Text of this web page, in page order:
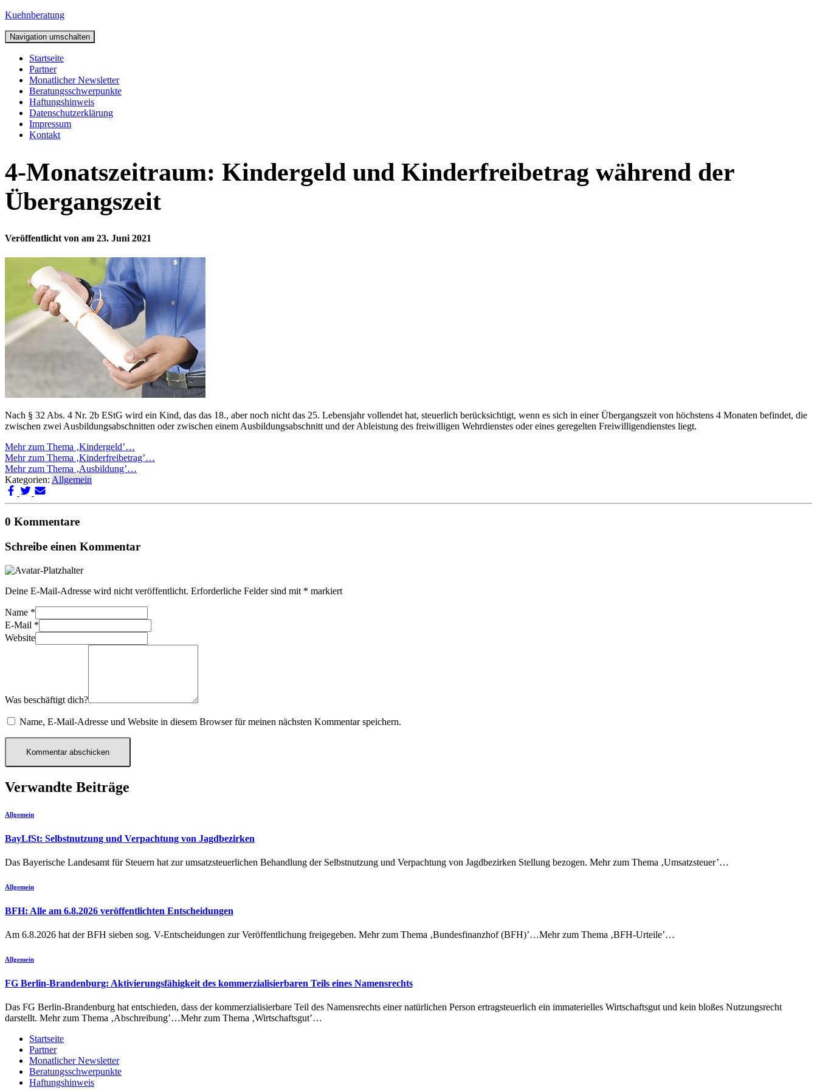
Kuehnberatung
Navigation umschalten
Startseite
Partner
Monatlicher Newsletter
Beratungsschwerpunkte
Haftungshinweis
Datenschutzerklärung
Impressum
Kontakt
4-Monatszeitraum: Kindergeld und Kinderfreibetrag während der
Übergangszeit
Veröffentlicht von am 23. Juni 2021
Nach § 32 Abs. 4 Nr. 2b EStG wird ein Kind, das das 18., aber noch nicht das 25. Lebensjahr vollendet hat, steuerlich berücksichtigt, wenn es sich in einer Übergangszeit von höchstens 4 Monaten befindet, die
zwischen zwei Ausbildungsabschnitten oder zwischen einem Ausbildungsabschnitt und der Ableistung des freiwilligen Wehrdienstes oder eines geregelten Freiwilligendienstes liegt.
Mehr zum Thema ‚Kindergeld’…
Mehr zum Thema ‚Kinderfreibetrag’…
Mehr zum Thema ‚Ausbildung’…
Kategorien: Allgemein
0 Kommentare
Schreibe einen Kommentar
Deine E-Mail-Adresse wird nicht veröffentlicht. Erforderliche Felder sind mit * markiert
Name *
E-Mail *
Website
Was beschäftigt dich?
Name, E-Mail-Adresse und Website in diesem Browser für meinen nächsten Kommentar speichern.
Verwandte Beiträge
Allgemein
BayLfSt: Selbstnutzung und Verpachtung von Jagdbezirken
Das Bayerische Landesamt für Steuern hat zur umsatzsteuerlichen Behandlung der Selbstnutzung und Verpachtung von Jagdbezirken Stellung bezogen. Mehr zum Thema ‚Umsatzsteuer’…
Allgemein
BFH: Alle am 6.8.2026 veröffentlichten Entscheidungen
Am 6.8.2026 hat der BFH sieben sog. V-Entscheidungen zur Veröffentlichung freigegeben. Mehr zum Thema ‚Bundesfinanzhof (BFH)’…Mehr zum Thema ‚BFH-Urteile’…
Allgemein
FG Berlin-Brandenburg: Aktivierungsfähigkeit des kommerzialisierbaren Teils eines Namensrechts
Das FG Berlin-Brandenburg hat entschieden, dass der kommerzialisierbare Teil des Namensrechts einer natürlichen Person ertragsteuerlich ein immaterielles Wirtschaftsgut und kein bloßes Nutzungsrecht
darstellt. Mehr zum Thema ‚Abschreibung’…Mehr zum Thema ‚Wirtschaftsgut’…
Startseite
Partner
Monatlicher Newsletter
Beratungsschwerpunkte
Haftungshinweis